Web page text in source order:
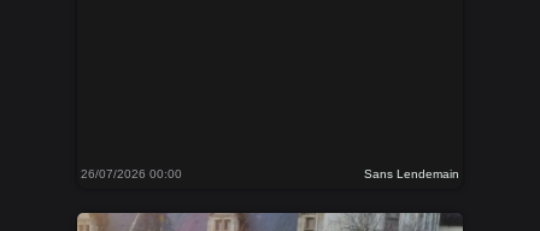
26/07/2026 00:00 Sans Lendemain